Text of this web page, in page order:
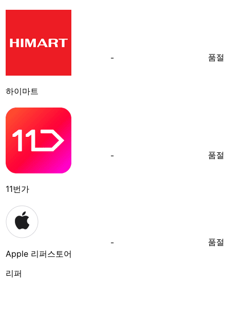
하이마트
- 품절
11번가
- 품절
Apple 리퍼스토어
리퍼
- 품절